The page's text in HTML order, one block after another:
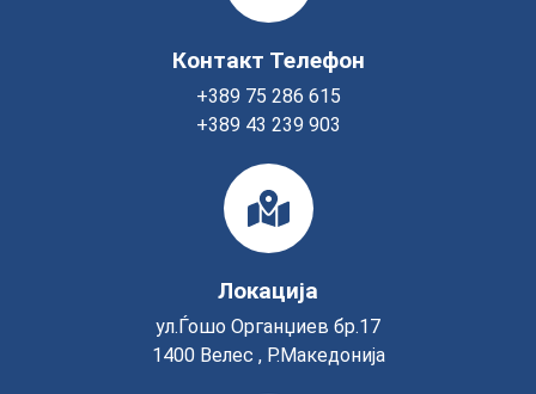
Контакт Телефон
+389 75 286 615
+389 43 239 903
Локација
ул.Ѓошо Органџиев бр.17
1400 Велес , Р.Македонија